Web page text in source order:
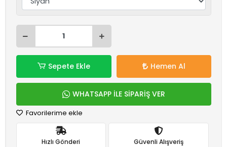
Sepete Ekle Hemen Al
WHATSAPP İLE SİPARİŞ VER
Favorilerime ekle
Hızlı Gönderi Güvenli Alışveriş